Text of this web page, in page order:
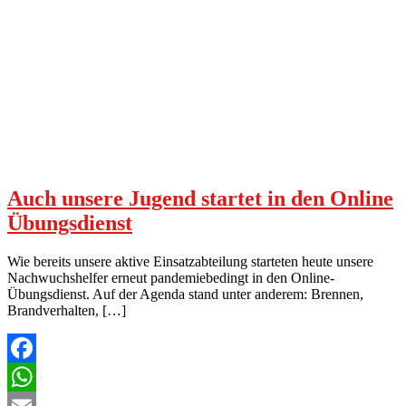
Auch unsere Jugend startet in den Online
Übungsdienst
Wie bereits unsere aktive Einsatzabteilung starteten heute unsere
Nachwuchshelfer erneut pandemiebedingt in den Online-
Übungsdienst. Auf der Agenda stand unter anderem: Brennen,
Brandverhalten, […]
Facebook